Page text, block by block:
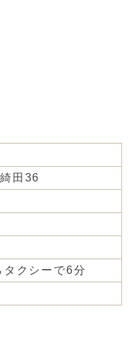
田36
タクシーで6分